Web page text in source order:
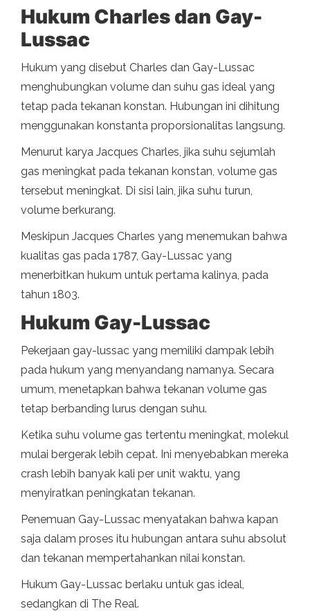
Hukum Charles dan Gay-
Lussac
Hukum yang disebut Charles dan Gay-Lussac
menghubungkan volume dan suhu gas ideal yang
tetap pada tekanan konstan. Hubungan ini dihitung
menggunakan konstanta proporsionalitas langsung.
Menurut karya Jacques Charles, jika suhu sejumlah
gas meningkat pada tekanan konstan, volume gas
tersebut meningkat. Di sisi lain, jika suhu turun,
volume berkurang.
Meskipun Jacques Charles yang menemukan bahwa
kualitas gas pada 1787, Gay-Lussac yang
menerbitkan hukum untuk pertama kalinya, pada
tahun 1803.
Hukum Gay-Lussac
Pekerjaan gay-lussac yang memiliki dampak lebih
pada hukum yang menyandang namanya. Secara
umum, menetapkan bahwa tekanan volume gas
tetap berbanding lurus dengan suhu.
Ketika suhu volume gas tertentu meningkat, molekul
mulai bergerak lebih cepat. Ini menyebabkan mereka
crash lebih banyak kali per unit waktu, yang
menyiratkan peningkatan tekanan.
Penemuan Gay-Lussac menyatakan bahwa kapan
saja dalam proses itu hubungan antara suhu absolut
dan tekanan mempertahankan nilai konstan.
Hukum Gay-Lussac berlaku untuk gas ideal,
sedangkan di The Real.